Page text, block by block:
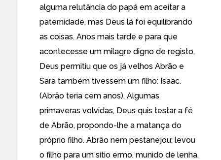
alguma relutância do papá em aceitar a
paternidade, mas Deus lá foi equilibrando
as coisas. Anos mais tarde e para que
acontecesse um milagre digno de registo,
Deus permitiu que os já velhos Abrão e
Sara também tivessem um filho: Isaac.
(Abrão teria cem anos). Algumas
primaveras volvidas, Deus quis testar a fé
de Abrão, propondo-lhe a matança do
próprio filho. Abrão nem pestanejou; levou
o filho para um sítio ermo, munido de lenha,